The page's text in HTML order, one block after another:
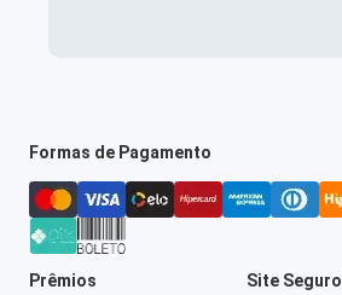
Formas de Pagamento
Prêmios Site Seguro